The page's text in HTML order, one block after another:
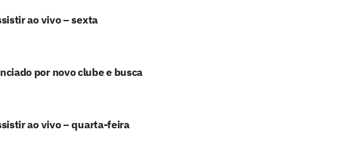
ao vivo – sexta
por novo clube e busca
ao vivo – quarta-feira